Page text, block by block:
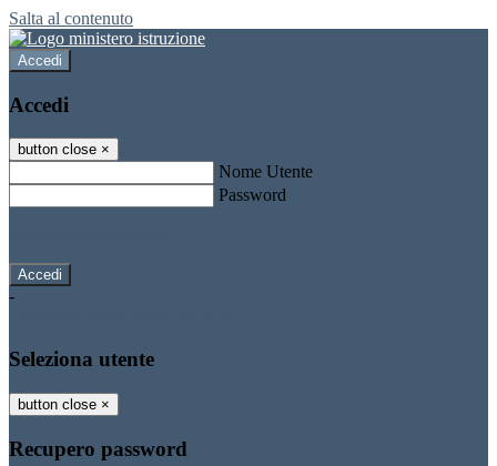
Salta al contenuto
Accedi
Accedi
button close ×
Nome Utente
Password
-
Seleziona utente
button close ×
Recupero password